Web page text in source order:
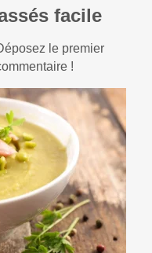
facile
le premier
!